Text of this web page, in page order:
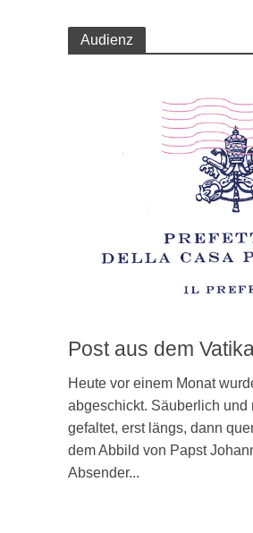
Audienz
Post aus dem
Heute vor einem Monat
abgeschickt. Säuberlich und
gefaltet, erst längs, dann
dem Abbild von Papst
Absender...